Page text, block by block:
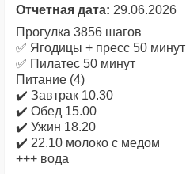
Отчетная дата: 29.06.2026
Прогулка 3856 шагов
✅ Ягодицы + пресс 50 минут
✅ Пилатес 50 минут
Питание (4)
✔️ Завтрак 10.30
✔️ Обед 15.00
✔️ Ужин 18.20
✔️ 22.10 молоко с медом
+++ вода